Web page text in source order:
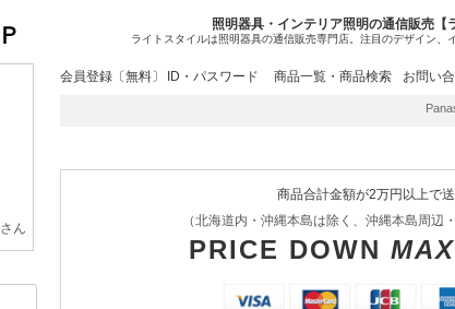
照明器具・インテリア照明の通信販売【
ライトスタイルは照明器具の通信販売専門店。注目のデザイン、
さん
会員登録〔無料〕 ID・パスワード 商品一覧・商品検索 お問い
商品合計金額が2万円以上で
（北海道内・沖縄本島は除く、沖縄本島周辺
PRICE DOWN